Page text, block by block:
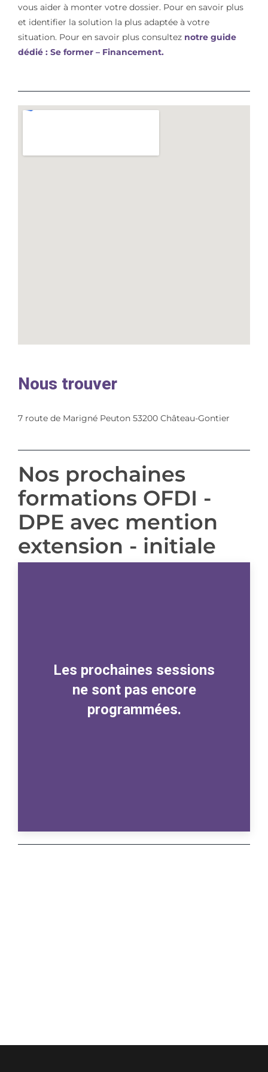
vous aider à monter votre dossier. Pour en savoir plus
et identifier la solution la plus adaptée à votre
situation. Pour en savoir plus consulteznotre guide
dédié : Se former – Financement.
Nous trouver
7 route de Marigné Peuton 53200 Château-Gontier
Nos prochaines
formations OFDI -
DPE avec mention
extension - initiale
Les prochaines sessions
ne sont pas encore
programmées.